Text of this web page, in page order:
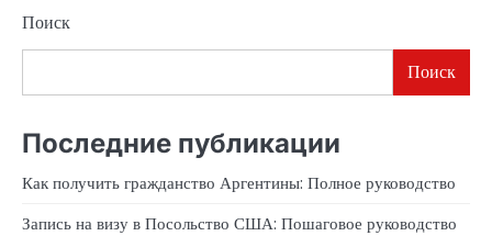
Поиск
Поиск
Последние публикации
Как получить гражданство Аргентины: Полное руководство
Запись на визу в Посольство США: Пошаговое руководство